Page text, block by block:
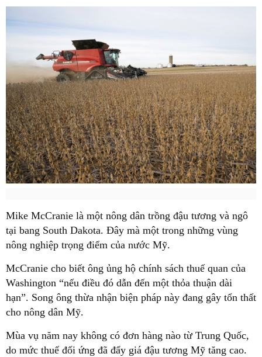
Mike McCranie là một nông dân trồng đậu tương và ngô
tại bang South Dakota. Đây mà một trong những vùng
nông nghiệp trọng điểm của nước Mỹ.
McCranie cho biết ông ủng hộ chính sách thuế quan của
Washington “nếu điều đó dẫn đến một thỏa thuận dài
hạn”. Song ông thừa nhận biện pháp này đang gây tổn thất
cho nông dân Mỹ.
Mùa vụ năm nay không có đơn hàng nào từ Trung Quốc,
do mức thuế đối ứng đã đẩy giá đậu tương Mỹ tăng cao.